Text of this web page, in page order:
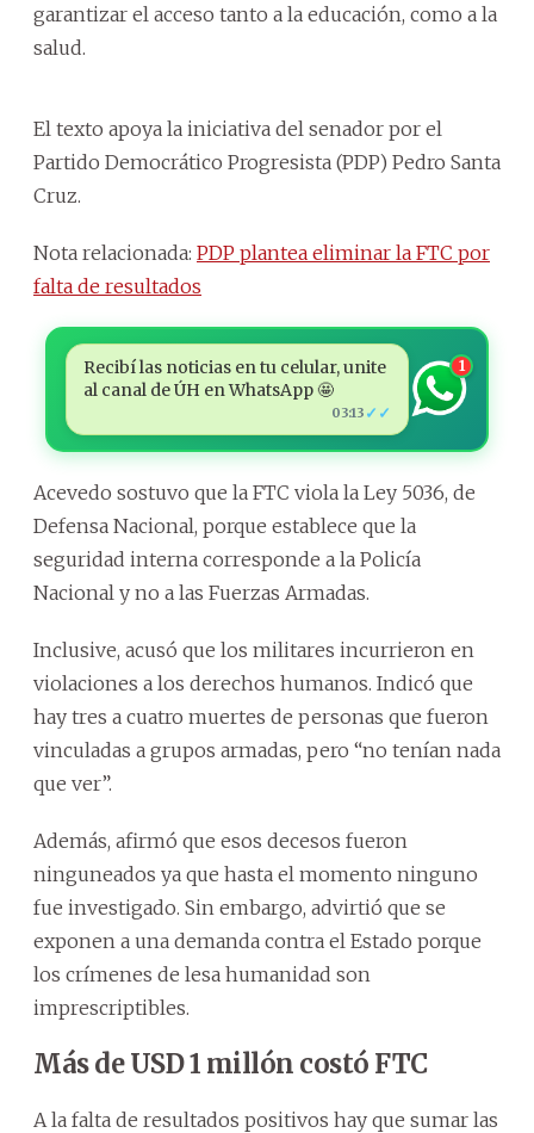
garantizar el acceso tanto a la educación, como a la
salud.
El texto apoya la iniciativa del senador por el
Partido Democrático Progresista (PDP) Pedro Santa
Cruz.
Nota relacionada: PDP plantea eliminar la FTC por
falta de resultados
Recibí las noticias en tu celular, unite
al canal de ÚH en WhatsApp 🤩
03:13 ✓✓
1
Acevedo sostuvo que la FTC viola la Ley 5036, de
Defensa Nacional, porque establece que la
seguridad interna corresponde a la Policía
Nacional y no a las Fuerzas Armadas.
Inclusive, acusó que los militares incurrieron en
violaciones a los derechos humanos. Indicó que
hay tres a cuatro muertes de personas que fueron
vinculadas a grupos armadas, pero “no tenían nada
que ver”.
Además, afirmó que esos decesos fueron
ninguneados ya que hasta el momento ninguno
fue investigado. Sin embargo, advirtió que se
exponen a una demanda contra el Estado porque
los crímenes de lesa humanidad son
imprescriptibles.
Más de USD 1 millón costó FTC
A la falta de resultados positivos hay que sumar las